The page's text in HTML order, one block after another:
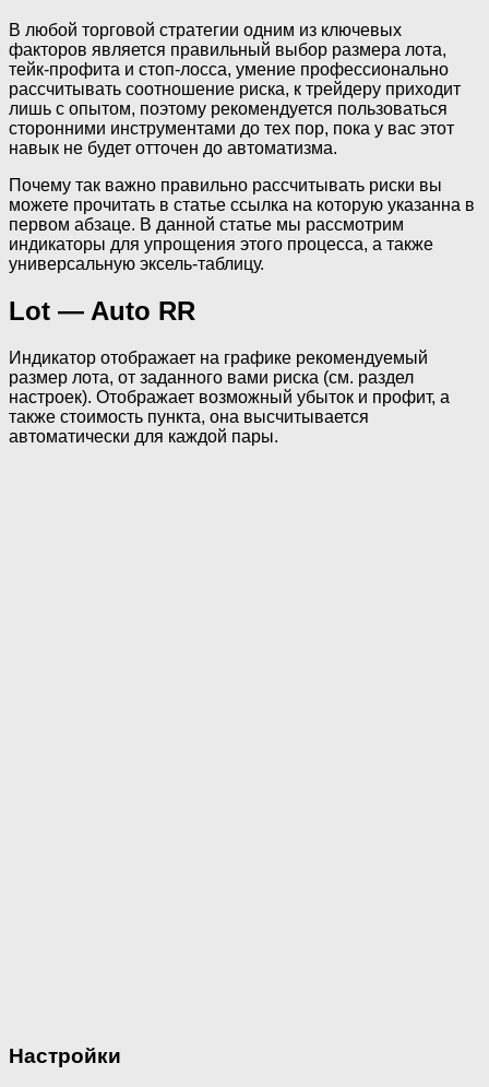
В любой торговой стратегии одним из ключевых
факторов является правильный выбор размера лота,
тейк-профита и стоп-лосса, умение профессионально
рассчитывать соотношение риска, к трейдеру приходит
лишь с опытом, поэтому рекомендуется пользоваться
сторонними инструментами до тех пор, пока у вас этот
навык не будет отточен до автоматизма.
Почему так важно правильно рассчитывать риски вы
можете прочитать в статье ссылка на которую указанна в
первом абзаце. В данной статье мы рассмотрим
индикаторы для упрощения этого процесса, а также
универсальную эксель-таблицу.
Lot — Auto RR
Индикатор отображает на графике рекомендуемый
размер лота, от заданного вами риска (см. раздел
настроек). Отображает возможный убыток и профит, а
также стоимость пункта, она высчитывается
автоматически для каждой пары.
Настройки